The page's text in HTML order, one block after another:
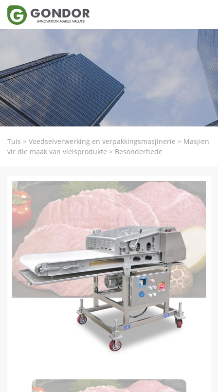
Tuis > Voedselverwerking en verpakkingsmasjinerie > Masjien
vir die maak van vleisprodukte > Besonderhede